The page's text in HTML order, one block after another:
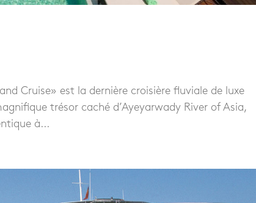
Cruise» est la dernière croisière fluviale de luxe
trésor caché d’Ayeyarwady River of Asia,
à...